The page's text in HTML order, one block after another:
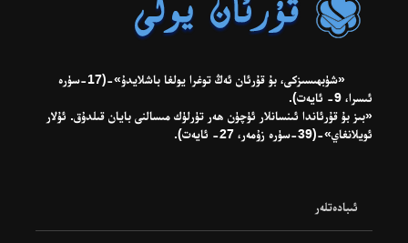
«شۈبھىسىزكى، بۇ قۇرئان ئەڭ توغرا يولغا باشلايدۇ»-(17-سۈرە
ئىسرا، 9- ئايەت).
«بىز بۇ قۇرئاندا ئىنسانلار ئۈچۈن ھەر تۈرلۈك مىسالنى بايان قىلدۇق. ئۇلار
ئويلانغاي»-(39-سۈرە زۇمەر، 27- ئايەت).
ئىبادەتلەر